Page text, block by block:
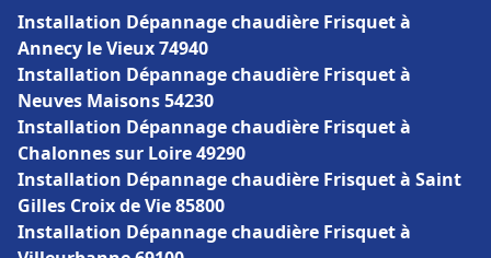
Installation Dépannage chaudière Frisquet à
Annecy le Vieux 74940
Installation Dépannage chaudière Frisquet à
Neuves Maisons 54230
Installation Dépannage chaudière Frisquet à
Chalonnes sur Loire 49290
Installation Dépannage chaudière Frisquet à Saint
Gilles Croix de Vie 85800
Installation Dépannage chaudière Frisquet à